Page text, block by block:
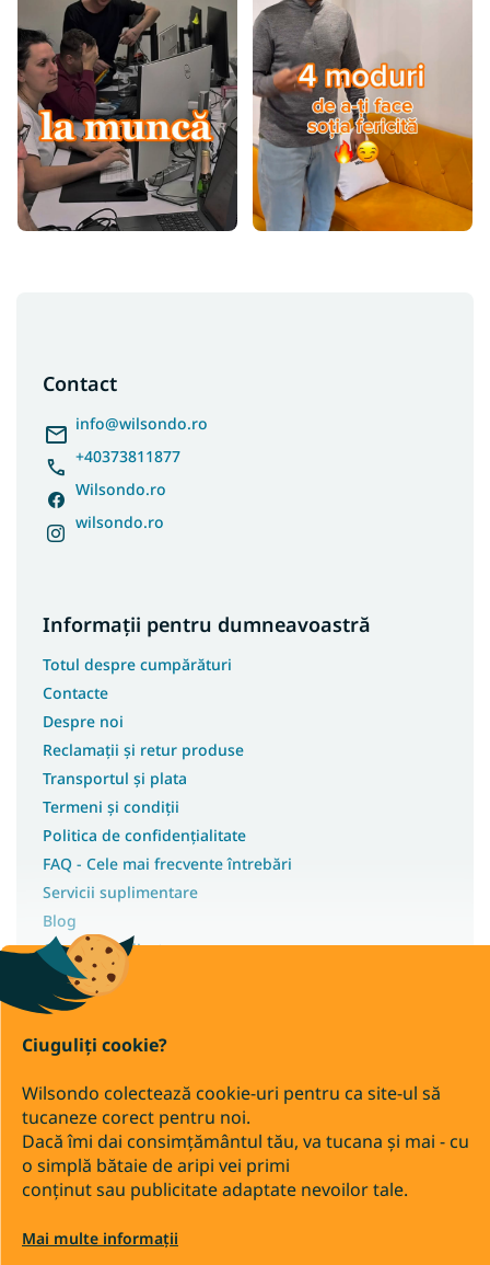
Ciuguliți cookie?
Wilsondo colectează cookie-uri pentru ca site-ul să
tucaneze corect pentru noi.
Dacă îmi dai consimțământul tău, va tucana și mai - cu
o simplă bătaie de aripi vei primi
conținut sau publicitate adaptate nevoilor tale.
Mai multe informații
Contact
info@wilsondo.ro
+40373811877
Wilsondo.ro
wilsondo.ro
Informații pentru dumneavoastră
Totul despre cumpărături
Contacte
Despre noi
Reclamații și retur produse
Transportul și plata
Termeni și condiții
Politica de confidențialitate
FAQ - Cele mai frecvente întrebări
Servicii suplimentare
Blog
Ofertă cu ridicata
Instrucțiuni de montaj
Drepturi de autor 2026
Wilsondo.ro
. Toate drepturile rezervate.
Editați setările cookie-urilor